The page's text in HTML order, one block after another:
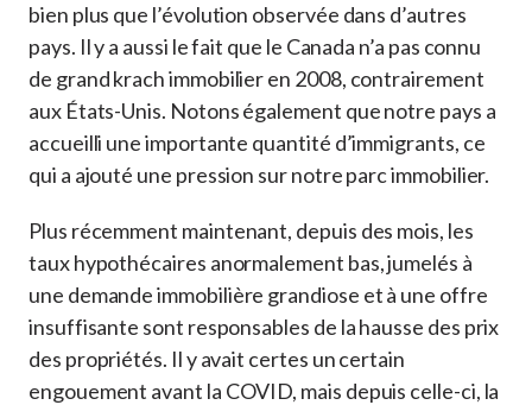
bien plus que l’évolution observée dans d’autres
pays. Il y a aussi le fait que le Canada n’a pas connu
de grand krach immobilier en 2008, contrairement
aux États-Unis. Notons également que notre pays a
accueilli une importante quantité d’immigrants, ce
qui a ajouté une pression sur notre parc immobilier.
Plus récemment maintenant, depuis des mois, les
taux hypothécaires anormalement bas, jumelés à
une demande immobilière grandiose et à une offre
insuffisante sont responsables de la hausse des prix
des propriétés. Il y avait certes un certain
engouement avant la COVID, mais depuis celle-ci, la